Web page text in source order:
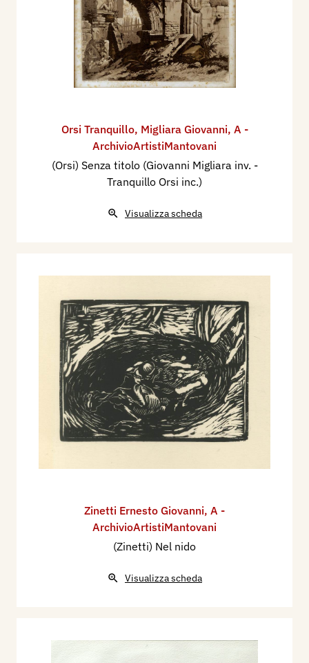
Orsi Tranquillo, Migliara Giovanni, A -
ArchivioArtistiMantovani
(Orsi) Senza titolo (Giovanni Migliara inv. -
Tranquillo Orsi inc.)
Visualizza scheda
Zinetti Ernesto Giovanni, A -
ArchivioArtistiMantovani
(Zinetti) Nel nido
Visualizza scheda